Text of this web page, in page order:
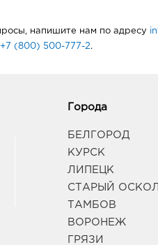
напишите нам по адресу
+7 (800) 500-777-2.
Города
БЕЛГОРОД
КУРСК
ЛИПЕЦК
СТАРЫЙ ОСКОЛ
ТАМБОВ
ВОРОНЕЖ
ГРЯЗИ